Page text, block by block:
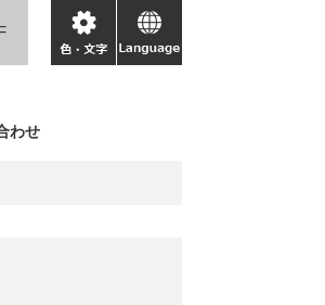
色・
文
language
わせ